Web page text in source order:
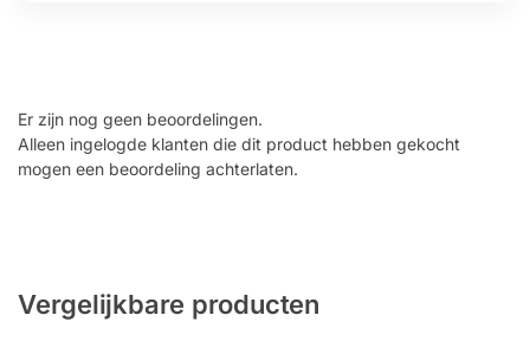
Er zijn nog geen beoordelingen.
Alleen ingelogde klanten die dit product hebben gekocht
mogen een beoordeling achterlaten.
Vergelijkbare producten